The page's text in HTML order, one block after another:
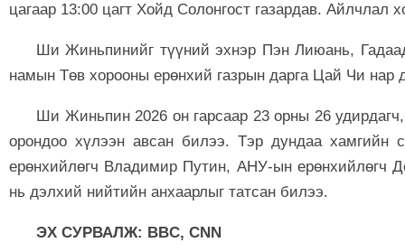
цагаар 13:00 цагт Хойд Солонгост газардав. Айлчлал
Ши Жиньпинийг түүний эхнэр Пэн Лиюань,
намын Төв хорооны ерөнхий газрын дарга Цай Чи нар
Ши Жиньпин 2026 он гарсаар 23 орны 26
орондоо хүлээн авсан билээ. Тэр дундаа хамгийн
ерөнхийлөгч Владимир Путин, АНУ-ын ерөнхийлөгч
нь дэлхий нийтийн анхаарлыг татсан билээ.
ЭХ СУРВАЛЖ: BBC, CNN